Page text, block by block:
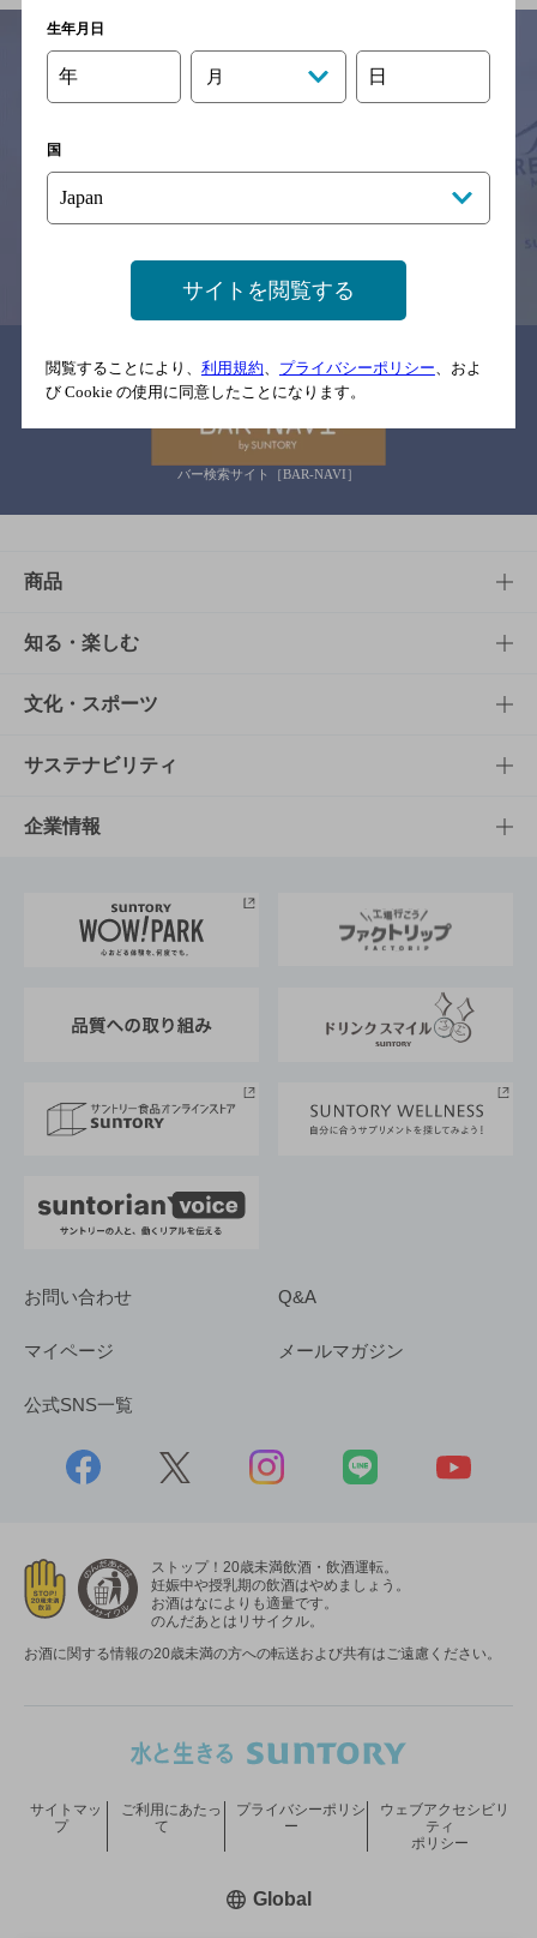
※それぞれのお店のメニューや営業時間などの掲載情報については、
予告なしに変更されることがありますので、
念のためお店にご確認の上ご来店くださいますようお願い申し上げま
情報提供：ぐるなび
関連リンク
バー検索サイト［BAR-NAVI］
商品
商品TOP
商品一覧
商品発売情報
栄養成分一覧
知る・楽しむ
知る・楽しむTOP
キャンペーン
工場見学
地域情報
文化・スポーツ
文化・スポーツTOP
サントリーホール
サントリーサンバーズ大阪
サステナビリティ
サステナビリティTOP
サントリーが考えるサステナビリティ経営
企業情報
企業概要
採用情報
お問い合わせ Q&A
マイページ メールマガジン
公式SNS一覧
ストップ！20歳未満飲酒・飲酒運転。
妊娠中や授乳期の飲酒はやめましょう。
お酒はなによりも適量です。
のんだあとはリサイクル。
お酒に関する情報の20歳未満の方への転送および共有はご遠慮ください。
サイトマッ
プ
ご利用にあたっ
て
プライバシーポリシ
ー
ウェブアクセシビリ
ティ
ポリシー
Global新しいウィンドウで開く
生年月日
年 月 日
国
サイトを閲覧する
閲覧することにより、 利用規約、 プライバシーポリシー、およ
び Cookie の使用に同意したことになります。